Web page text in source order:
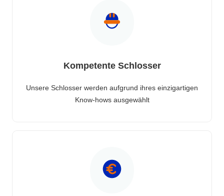
Kompetente Schlosser
Unsere Schlosser werden aufgrund ihres einzigartigen
Know-hows ausgewählt